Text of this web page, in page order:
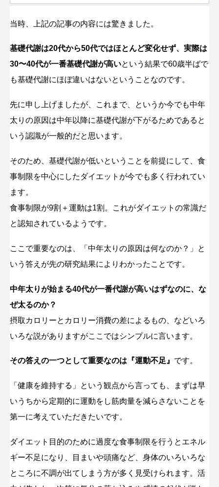
当時、上記の記事の内容には驚きました。
基礎代謝は20代から50代ではほとんど変化せず、実際は
30〜40代が一番基礎代謝が高いという結果で60歳半ばで
も基礎代謝にほぼ違いはないということなのです。
先に申し上げましたが、これまで、というか今でも中年
太りの原因は中年以降に基礎代謝が下がるためであると
いう認識が一般的だと思います。
そのため、基礎代謝が低いということを前提にして、食
事制限を中心にしたダイエットが今でも多く行われてい
ます。
食事制限が9割＋運動は1割。これがダイエットの常識だ
と認知されているようです。
ここで重要なのは、「中年太りの原因は何なのか？」と
いう答えが先の研究結果によりわかったことです。
中年太りが始まる40代が一番代謝が高いはずなのに、な
ぜ太るのか？
摂取カロリーとカロリー消費の差によるもの、などいろ
いろな説がありますがここではシンプルに言います。
その答えの一つとして重要なのは『運動不足』 です。
「健康を維持する」という観点から言っても、まずは早
いうちから定期的に運動をし筋肉量を減らさないことを
第一に考えていただきたいです。
ダイエット目的のために過度な食事制限を行うとエネル
ギー不足になり、目まいや頭痛など、身体のいろいろな
ところに不調が出てしまう方が多く見受けられます。活